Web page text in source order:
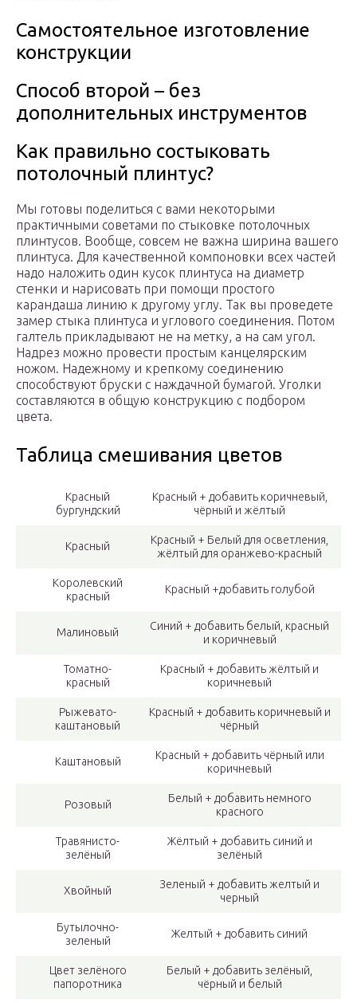
Самостоятельное изготовление
конструкции
Способ второй – без
дополнительных инструментов
Как правильно состыковать
потолочный плинтус?
Мы готовы поделиться с вами некоторыми
практичными советами по стыковке потолочных
плинтусов. Вообще, совсем не важна ширина вашего
плинтуса. Для качественной компоновки всех частей
надо наложить один кусок плинтуса на диаметр
стенки и нарисовать при помощи простого
карандаша линию к другому углу. Так вы проведете
замер стыка плинтуса и углового соединения. Потом
галтель прикладывают не на метку, а на сам угол.
Надрез можно провести простым канцелярским
ножом. Надежному и крепкому соединению
способствуют бруски с наждачной бумагой. Уголки
составляются в общую конструкцию с подбором
цвета.
Таблица смешивания цветов
Красный
бургундский
Красный + добавить коричневый,
чёрный и жёлтый
Красный
Красный + Белый для осветления,
жёлтый для оранжево-красный
Королевский
красный
Красный +добавить голубой
Малиновый
Синий + добавить белый, красный
и коричневый
Томатно-
красный
Красный + добавить жёлтый и
коричневый
Рыжевато-
каштановый
Красный + добавить коричневый и
чёрный
Каштановый
Красный + добавить чёрный или
коричневый
Розовый
Белый + добавить немного
красного
Травянисто-
зелёный
Жёлтый + добавить синий и
зелёный
Хвойный
Зеленый + добавить желтый и
черный
Бутылочно-
зеленый
Желтый + добавить синий
Цвет зелёного
папоротника
Белый + добавить зелёный,
чёрный и белый